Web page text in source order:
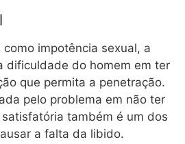
impotência sexual, a
dificuldade do homem em ter
que permita a penetração.
pelo problema em não ter
também é um dos
a falta da libido.